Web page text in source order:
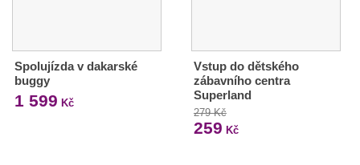
Spolujízda v dakarské
buggy
1 599 Kč
Vstup do dětského
zábavního centra
Superland
279 Kč
259 Kč